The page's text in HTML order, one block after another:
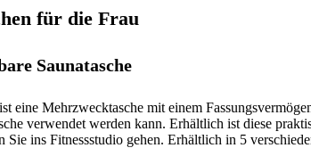
für die Frau
Saunatasche
eine Mehrzwecktasche mit einem
verwendet werden kann. Erhältlich ist diese
Sie ins Fitnessstudio gehen. Erhältlich in 5